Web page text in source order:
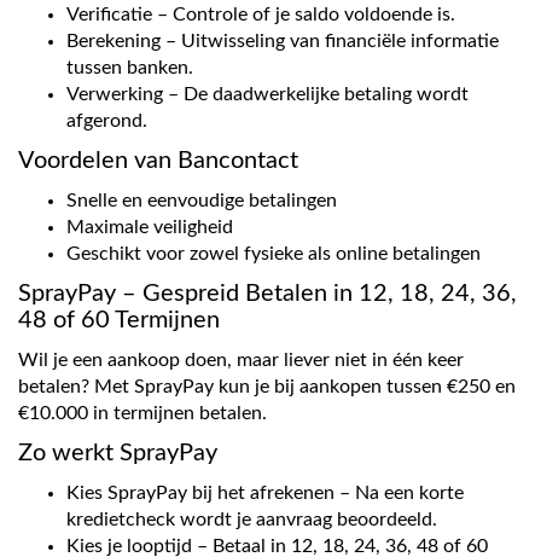
Verificatie – Controle of je saldo voldoende is.
Berekening – Uitwisseling van financiële informatie
tussen banken.
Verwerking – De daadwerkelijke betaling wordt
afgerond.
Voordelen van Bancontact
Snelle en eenvoudige betalingen
Maximale veiligheid
Geschikt voor zowel fysieke als online betalingen
SprayPay – Gespreid Betalen in 12, 18, 24, 36,
48 of 60 Termijnen
Wil je een aankoop doen, maar liever niet in één keer
betalen? Met SprayPay kun je bij aankopen tussen €250 en
€10.000 in termijnen betalen.
Zo werkt SprayPay
Kies SprayPay bij het afrekenen – Na een korte
kredietcheck wordt je aanvraag beoordeeld.
Kies je looptijd – Betaal in 12, 18, 24, 36, 48 of 60